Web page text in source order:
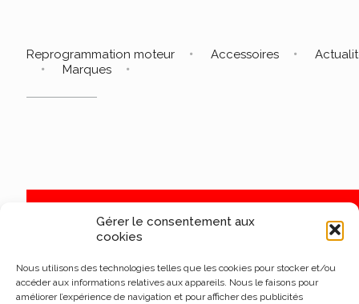
Gérer le consentement aux
cookies
Nous utilisons des technologies telles que les cookies pour stocker et/ou
accéder aux informations relatives aux appareils. Nous le faisons pour
améliorer l’expérience de navigation et pour afficher des publicités
Reprogrammation moteur Accessoires
Marques